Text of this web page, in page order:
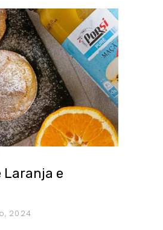
Laranja e
2024